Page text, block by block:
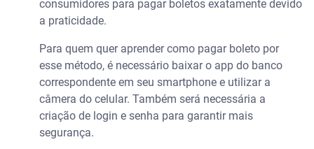
consumidores para pagar boletos exatamente devido
a praticidade.
Para quem quer aprender como pagar boleto por
esse método, é necessário baixar o app do banco
correspondente em seu smartphone e utilizar a
câmera do celular. Também será necessária a
criação de login e senha para garantir mais
segurança.